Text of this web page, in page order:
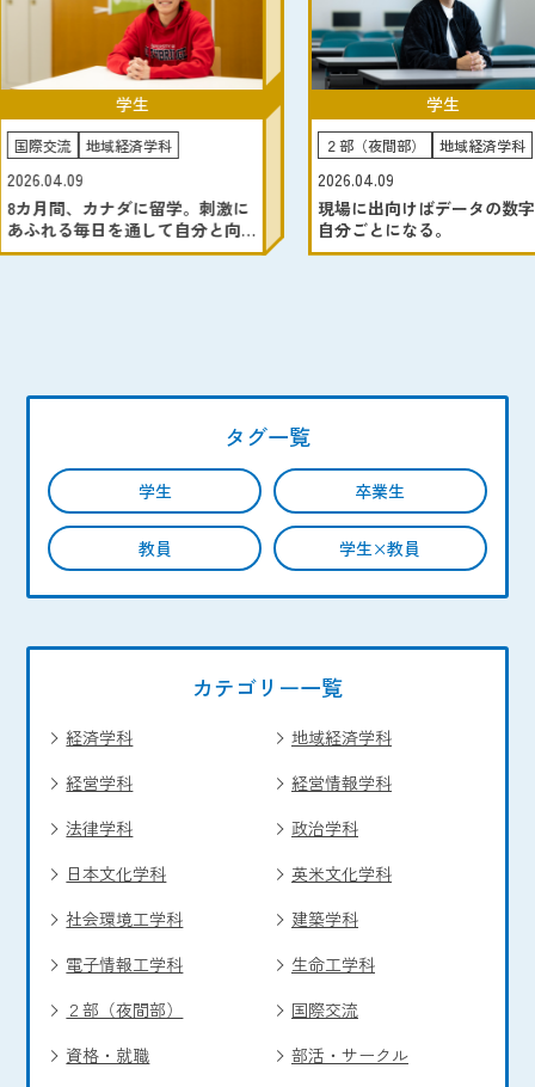
刺激に
分と向
２部（夜間部） 地域経済学科
現場に出向けばデータの数字は
自分ごとになる。
経営情報学
そろばんで
タグ一覧
学生 卒業生
教員 学生×教員
カテゴリー一覧
経済学科
地域経済学科
経営学科
経営情報学科
法律学科
政治学科
日本文化学科
英米文化学科
社会環境工学科
建築学科
電子情報工学科
生命工学科
２部（夜間部）
国際交流
資格・就職
部活・サークル